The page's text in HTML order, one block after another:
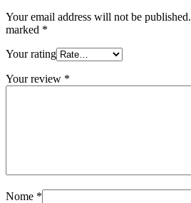
Your email address will not be published.
marked *
Your rating
Your review *
Nome *